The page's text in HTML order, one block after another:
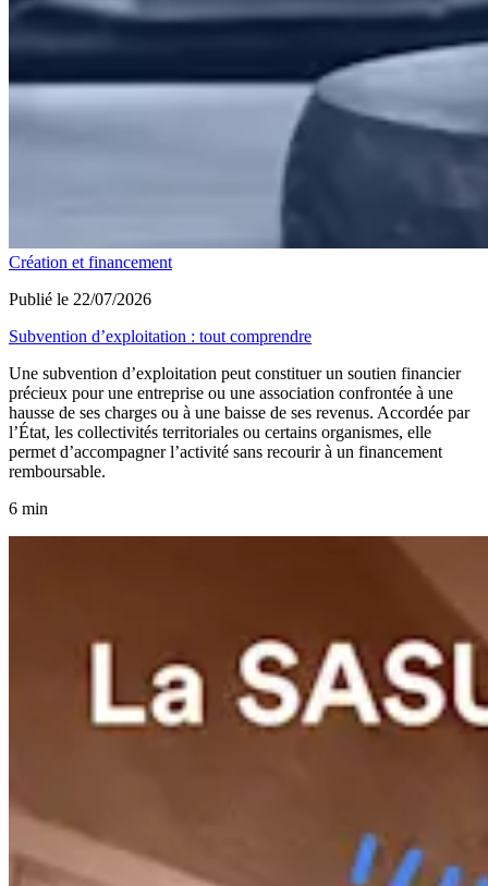
Création et financement
Publié le 22/07/2026
Subvention d’exploitation : tout comprendre
Une subvention d’exploitation peut constituer un soutien financier
précieux pour une entreprise ou une association confrontée à une
hausse de ses charges ou à une baisse de ses revenus. Accordée par
l’État, les collectivités territoriales ou certains organismes, elle
permet d’accompagner l’activité sans recourir à un financement
remboursable.
6 min